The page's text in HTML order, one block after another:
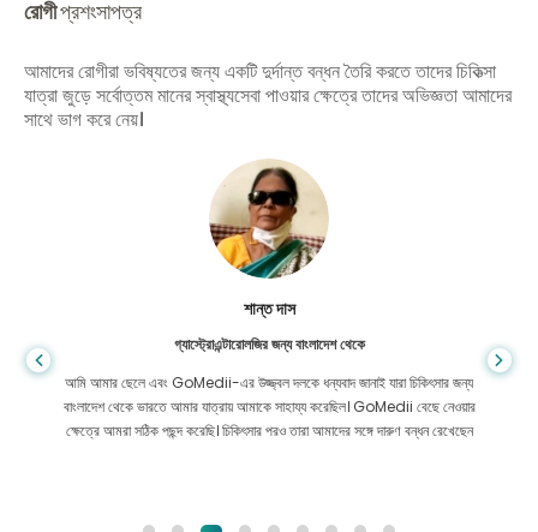
রোগীপ্রশংসাপত্র
আমাদের রোগীরা ভবিষ্যতের জন্য একটি দুর্দান্ত বন্ধন তৈরি করতে তাদের চিকিত্সা
যাত্রা জুড়ে সর্বোত্তম মানের স্বাস্থ্যসেবা পাওয়ার ক্ষেত্রে তাদের অভিজ্ঞতা আমাদের
সাথে ভাগ করে নেয়।
শান্ত দাস
গ্যাস্ট্রোএন্টারোলজির জন্য বাংলাদেশ থেকে
আমি আমার ছেলে এবং GoMedii-এর উজ্জ্বল দলকে ধন্যবাদ জানাই যারা চিকিৎসার জন্য
বাংলাদেশ থেকে ভারতে আমার যাত্রায় আমাকে সাহায্য করেছিল। GoMedii বেছে নেওয়ার
ক্ষেত্রে আমরা সঠিক পছন্দ করেছি। চিকিৎসার পরও তারা আমাদের সঙ্গে দারুণ বন্ধন রেখেছেন